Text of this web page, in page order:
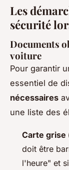
Les
sécurité
Documents
voiture
Pour garantir
essentiel de
nécessaires
une liste des
Carte grise
doit être
l'heure" et